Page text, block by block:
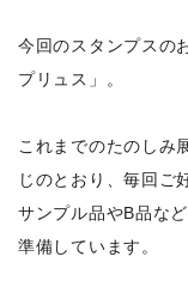
今回のスタンプスの
プリュス」。
これまでのたのしみ
じのとおり、毎回ご
サンプル品やB品な
準備しています。